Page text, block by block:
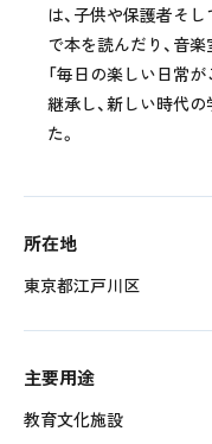
は、子供や保護者そ
で本を読んだり、音
「毎日の楽しい日常
継承し、新しい時代
た。
所在地
東京都江戸川区
主要用途
教育文化施設